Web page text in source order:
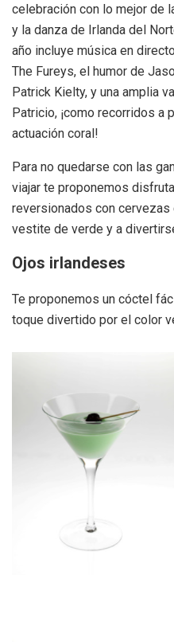
celebración con lo mejor de
y la danza de Irlanda del
año incluye música en
The Fureys, el humor de
Patrick Kielty, y una amplia
Patricio, ¡como recorridos a
actuación coral!
Para no quedarse con las
viajar te proponemos
reversionados con
vestite de verde y a
Ojos irlandeses
Te proponemos un cóctel
toque divertido por el color